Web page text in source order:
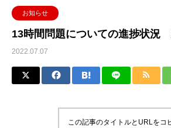
お知らせ
13時間問題についての進捗状況
2022.07.07
この記事のタイトルとURLをコ